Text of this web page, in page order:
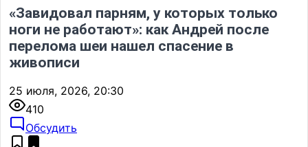
«Завидовал парням, у которых только
ноги не работают»: как Андрей после
перелома шеи нашел спасение в
живописи
25 июля, 2026, 20:30
410
Обсудить